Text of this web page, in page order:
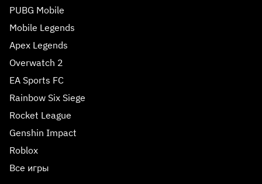
PUBG Mobile
Mobile Legends
Apex Legends
Overwatch 2
EA Sports FC
Rainbow Six Siege
Rocket League
Genshin Impact
Roblox
Все игры